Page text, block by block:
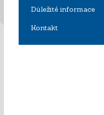
Důležité informace
Kontakt